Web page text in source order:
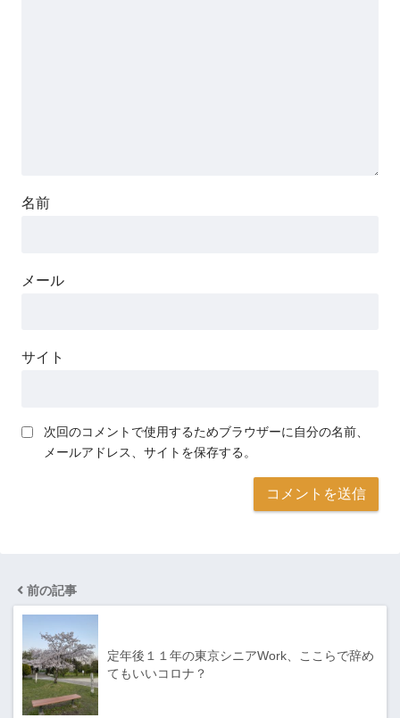
名前
メール
サイト
次回のコメントで使用するためブラウザーに自分の名前、
メールアドレス、サイトを保存する。
前の記事
定年後１１年の東京シニアWork、ここらで辞め
てもいいコロナ？